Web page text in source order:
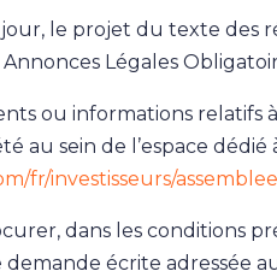
le projet du texte
Légales
ou informations
au sein de l’espace dédié
fr/investisseurs/
dans les conditions
écrite adressée